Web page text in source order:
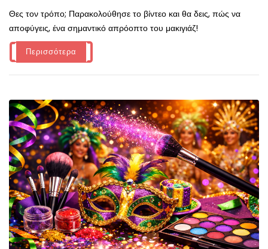
Θες τον τρόπο; Παρακολούθησε το βίντεο και θα δεις, πώς να
αποφύγεις, ένα σημαντικό απρόοπτο του μακιγιάζ!
Περισσότερα